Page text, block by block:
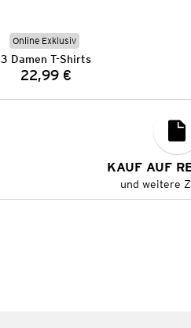
Online Exklusiv
3 Damen T-Shirts
Preis:
22,99 €
KAUF AUF
und weitere